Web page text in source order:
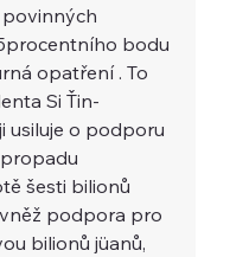
bodu
opatření . To
Si Ťin-
usiluje o podporu
šesti bilionů
podpora pro
bilionů jüanů,